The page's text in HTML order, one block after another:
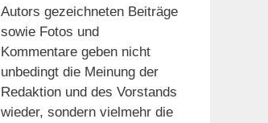
Autors gezeichneten Beiträge
sowie Fotos und
Kommentare geben nicht
unbedingt die Meinung der
Redaktion und des Vorstands
wieder, sondern vielmehr die